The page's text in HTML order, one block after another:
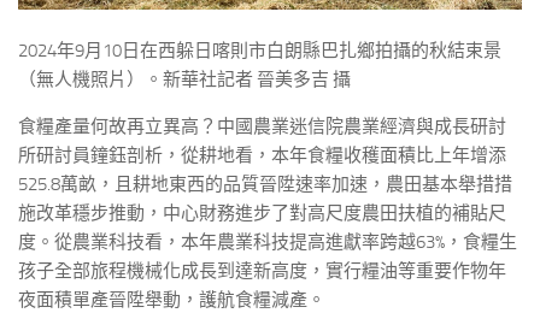
2024年9月10日在西躲日喀則市白朗縣巴扎鄉拍攝的秋結束景
（無人機照片）。新華社記者 晉美多吉 攝
食糧產量何故再立異高？中國農業迷信院農業經濟與成長研討
所研討員鐘鈺剖析，從耕地看，本年食糧收穫面積比上年增添
525.8萬畝，且耕地東西的品質晉陞速率加速，農田基本舉措措
施改革穩步推動，中心財務進步了對高尺度農田扶植的補貼尺
度。從農業科技看，本年農業科技提高進獻率跨越63%，食糧生
孩子全部旅程機械化成長到達新高度，實行糧油等重要作物年
夜面積單產晉陞舉動，護航食糧減產。